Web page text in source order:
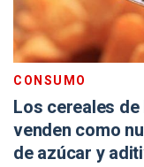
CONSUMO
Los cereales
venden como
de azúcar y